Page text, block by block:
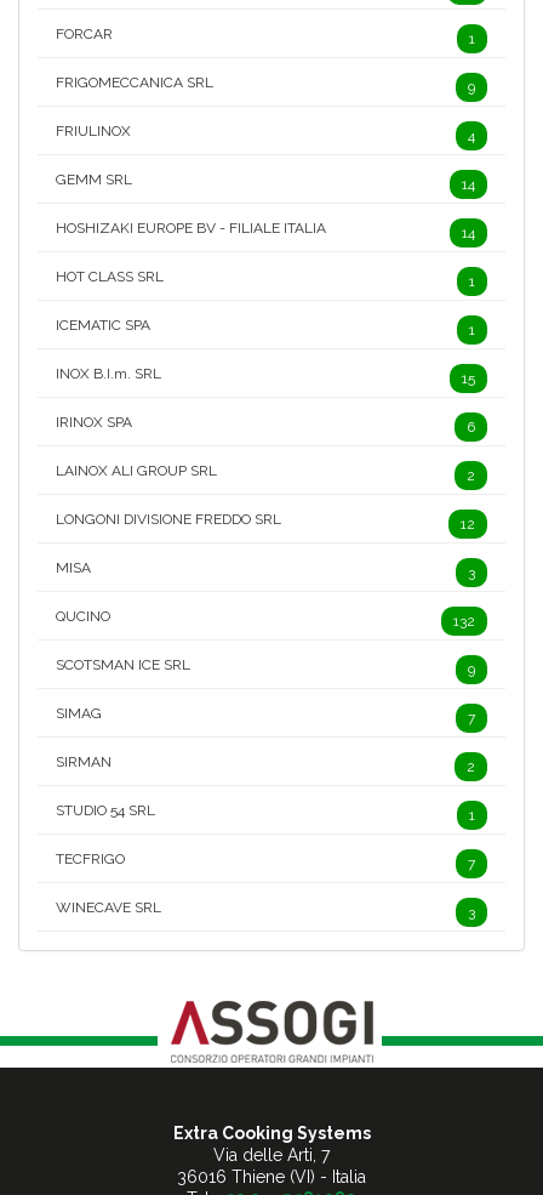
FORCAR 1
FRIGOMECCANICA SRL 9
FRIULINOX 4
GEMM SRL 14
HOSHIZAKI EUROPE BV - FILIALE ITALIA 14
HOT CLASS SRL 1
ICEMATIC SPA 1
INOX B.I.m. SRL 15
IRINOX SPA 6
LAINOX ALI GROUP SRL 2
LONGONI DIVISIONE FREDDO SRL 12
MISA 3
QUCINO 132
SCOTSMAN ICE SRL 9
SIMAG 7
SIRMAN 2
STUDIO 54 SRL 1
TECFRIGO 7
WINECAVE SRL 3
Extra Cooking Systems
Via delle Arti, 7
36016 Thiene (VI) - Italia